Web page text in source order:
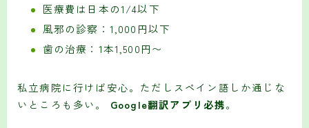
医療費は日本の1/4以下
風邪の診察：1,000円以下
歯の治療：1本1,500円〜
私立病院に行けば安心。ただしスペイン語しか通じな
いところも多い。 Google翻訳アプリ必携。